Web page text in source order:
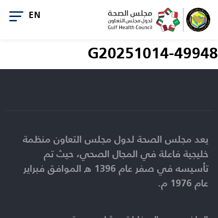
G20251014-49948
يعد مجلس الصحة لدول مجلس التعاون منظمة
خليجية فاعلة في المجال الصحي، حيث تم
تأسيسه في صفر عام 1396 ه الموافق فبراير
عام 1976 م.